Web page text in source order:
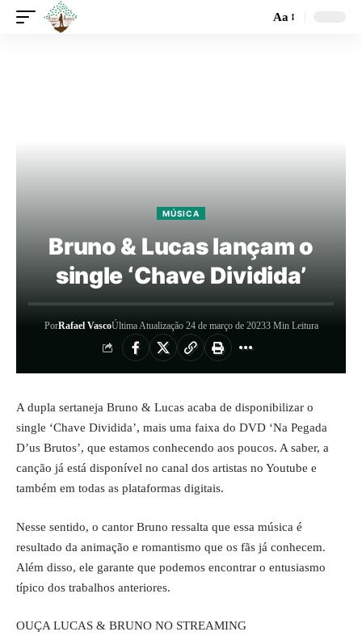
Aa
MÚSICA
Bruno & Lucas lançam o
single ‘Chave Dividida’
PorRafael VascoÚltima Atualização 24 de março de 20233 Min Leitura
A dupla sertaneja Bruno & Lucas acaba de disponibilizar o
single ‘Chave Dividida’, mais uma faixa do DVD ‘Na Pegada
D’us Brutos’, que estamos conhecendo aos poucos. A saber, a
canção já está disponível no canal dos artistas no Youtube e
também em todas as plataformas digitais.
Nesse sentido, o cantor Bruno ressalta que essa música é
resultado da animação e romantismo que os fãs já conhecem.
Além disso, ele garante que podemos encontrar o entusiasmo
típico dos trabalhos anteriores.
OUÇA LUCAS & BRUNO NO STREAMING